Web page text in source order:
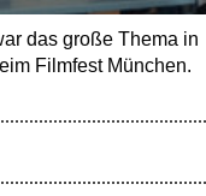
das große Thema in
Filmfest München.